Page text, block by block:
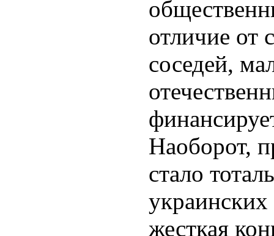
отличие от
соседей,
Наоборот,
стало
жесткая